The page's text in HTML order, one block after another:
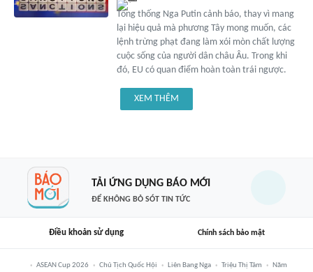
Tổng thống Nga Putin cảnh báo, thay vì mang
lại hiệu quả mà phương Tây mong muốn, các
lệnh trừng phạt đang làm xói mòn chất lượng
cuộc sống của người dân châu Âu. Trong khi
đó, EU có quan điểm hoàn toàn trái ngược.
XEM THÊM
TẢI ỨNG DỤNG BÁO MỚI
ĐỂ KHÔNG BỎ SÓT TIN TỨC
Điều khoản sử dụng Chính sách bảo mật
ASEAN Cup 2026 Chủ Tịch Quốc Hội Liên Bang Nga Triệu Thị Tâm Năm